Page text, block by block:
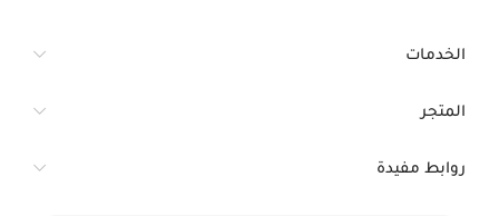
الخدمات
المتجر
روابط مفيدة